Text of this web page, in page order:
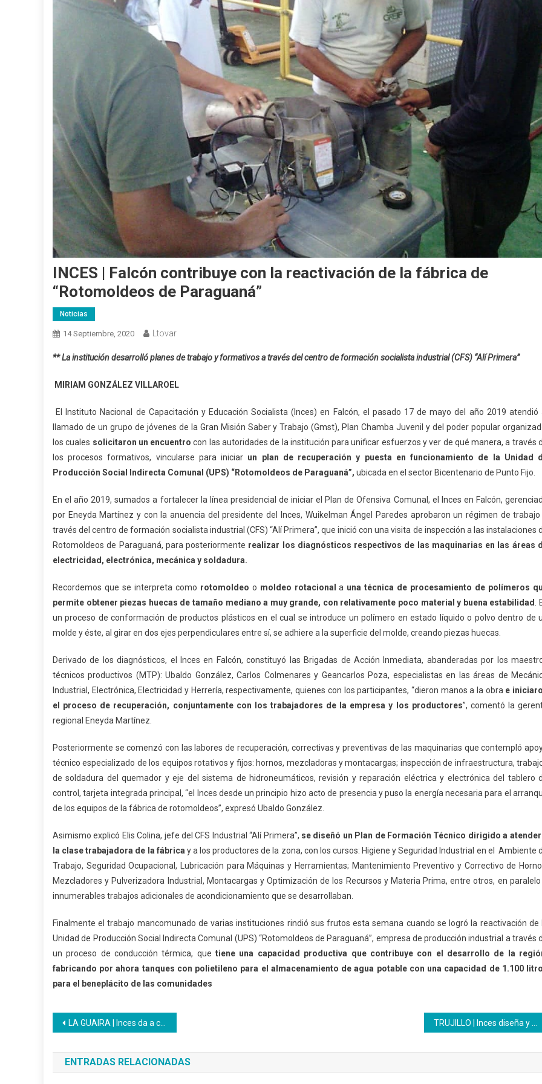
INCES | Falcón contribuye con la reactivación de la fábrica de
“Rotomoldeos de Paraguaná”
Noticias
14 Septiembre, 2020 Ltovar
** La institución desarrolló planes de trabajo y formativos a través del centro de formación socialista industrial (CFS) “Alí Primera”
MIRIAM GONZÁLEZ VILLAROEL
El Instituto Nacional de Capacitación y Educación Socialista (Inces) en Falcón, el pasado 17 de mayo del año 2019 atendió
llamado de un grupo de jóvenes de la Gran Misión Saber y Trabajo (Gmst), Plan Chamba Juvenil y del poder popular
los cuales solicitaron un encuentro con las autoridades de la institución para unificar esfuerzos y ver de qué manera, a través
los procesos formativos, vincularse para iniciar un plan de recuperación y puesta en funcionamiento de la Unidad
Producción Social Indirecta Comunal (UPS) “Rotomoldeos de Paraguaná”, ubicada en el sector Bicentenario de Punto Fijo.
En el año 2019, sumados a fortalecer la línea presidencial de iniciar el Plan de Ofensiva Comunal, el Inces en Falcón,
por Eneyda Martínez y con la anuencia del presidente del Inces, Wuikelman Ángel Paredes aprobaron un régimen de trabajo
través del centro de formación socialista industrial (CFS) “Alí Primera”, que inició con una visita de inspección a las instalaciones
Rotomoldeos de Paraguaná, para posteriormente realizar los diagnósticos respectivos de las maquinarias en las áreas
electricidad, electrónica, mecánica y soldadura.
Recordemos que se interpreta como rotomoldeo o moldeo rotacional a una técnica de procesamiento de polímeros
permite obtener piezas huecas de tamaño mediano a muy grande, con relativamente poco material y buena estabilidad
.
un proceso de conformación de productos plásticos en el cual se introduce un polímero en estado líquido o polvo dentro de
molde y éste, al girar en dos ejes perpendiculares entre sí, se adhiere a la superficie del molde, creando piezas huecas.
Derivado de los diagnósticos, el Inces en Falcón, constituyó las Brigadas de Acción Inmediata, abanderadas por los
técnicos productivos (MTP): Ubaldo González, Carlos Colmenares y Geancarlos Poza, especialistas en las áreas de
Industrial, Electrónica, Electricidad y Herrería, respectivamente, quienes con los participantes, “dieron manos a la obra e
el proceso de recuperación, conjuntamente con los trabajadores de la empresa y los productores”, comentó la
regional Eneyda Martínez.
Posteriormente se comenzó con las labores de recuperación, correctivas y preventivas de las maquinarias que contempló
técnico especializado de los equipos rotativos y fijos: hornos, mezcladoras y montacargas; inspección de infraestructura,
de soldadura del quemador y eje del sistema de hidroneumáticos, revisión y reparación eléctrica y electrónica del tablero
control, tarjeta integrada principal, “el Inces desde un principio hizo acto de presencia y puso la energía necesaria para el
de los equipos de la fábrica de rotomoldeos”, expresó Ubaldo González.
Asimismo explicó Elis Colina, jefe del CFS Industrial “Alí Primera”, se diseñó un Plan de Formación Técnico dirigido a atender
la clase trabajadora de la fábrica y a los productores de la zona, con los cursos: Higiene y Seguridad Industrial en el Ambiente
Trabajo, Seguridad Ocupacional, Lubricación para Máquinas y Herramientas; Mantenimiento Preventivo y Correctivo de
Mezcladores y Pulverizadora Industrial, Montacargas y Optimización de los Recursos y Materia Prima, entre otros, en paralelo
innumerables trabajos adicionales de acondicionamiento que se desarrollaban.
Finalmente el trabajo mancomunado de varias instituciones rindió sus frutos esta semana cuando se logró la reactivación de
Unidad de Producción Social Indirecta Comunal (UPS) “Rotomoldeos de Paraguaná”, empresa de producción industrial a través
un proceso de conducción térmica, quetiene una capacidad productiva que contribuye con el desarrollo de la
fabricando por ahora tanques con polietileno para el almacenamiento de agua potable con una capacidad de 1.100
para el beneplácito de las comunidades
Navegación
de
entradas
LA GUAIRA | Inces da a conocer claves para afrontar con éxito la educación a distancia
ENTRADAS RELACIONADAS